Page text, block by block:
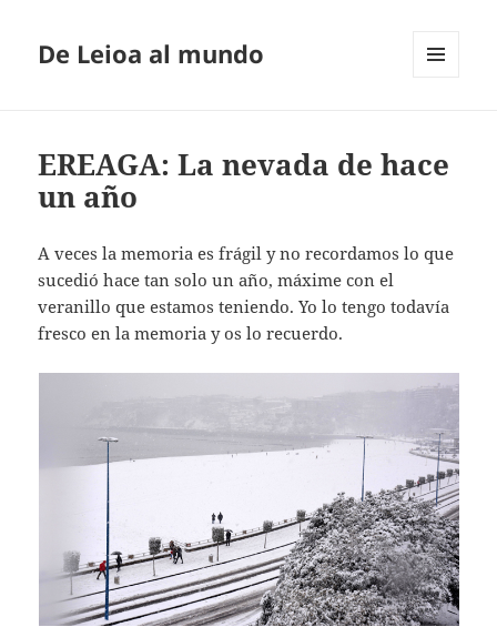
De Leioa al mundo
EREAGA: La nevada de hace
un año
A veces la memoria es frágil y no recordamos lo que
sucedió hace tan solo un año, máxime con el
veranillo que estamos teniendo. Yo lo tengo todavía
fresco en la memoria y os lo recuerdo.